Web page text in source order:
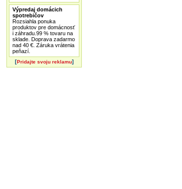
Výpredaj domácich
spotrebičov
Rozsiahla ponuka
produktov pre domácnosť
i záhradu.99 % tovaru na
sklade. Doprava zadarmo
nad 40 €. Záruka vrátenia
peňazí.
[Pridajte svoju reklamu]